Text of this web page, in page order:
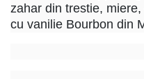
zahar din trestie,
cu vanilie Bourbon din